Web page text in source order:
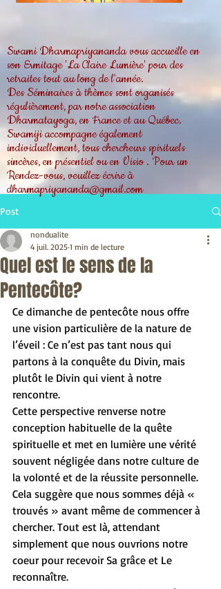
Swami Dharmapriyananda vous accueille en
son Ermitage 'La Claire Lumière' pour des
retraites tout au long de l'année.
Des Séminaires à thèmes sont organisés
régulièrement, par notre association
Dharmatayoga, en France et au Québec.
Swamiji accompagne également
individuellement, tous chercheurs spirituels
sincères, en présentiel ou en Visio . Pour un
Rendez-vous, veuillez écrire à
dharmapriyananda@gmail.com
Post
Quel est le sens de la
Pentecôte?
nondualite
4 juil. 2025 1 min de lecture
Ce dimanche de pentecôte nous offre
une vision particulière de la nature de
l’éveil : Ce n’est pas tant nous qui
partons à la conquête du Divin, mais
plutôt le Divin qui vient à notre
rencontre.
Cette perspective renverse notre
conception habituelle de la quête
spirituelle et met en lumière une vérité
souvent négligée dans notre culture de
la volonté et de la réussite personnelle.
Cela suggère que nous sommes déjà «
trouvés » avant même de commencer à
chercher. Tout est là, attendant
simplement que nous ouvrions notre
coeur pour recevoir Sa grâce et Le
reconnaître.